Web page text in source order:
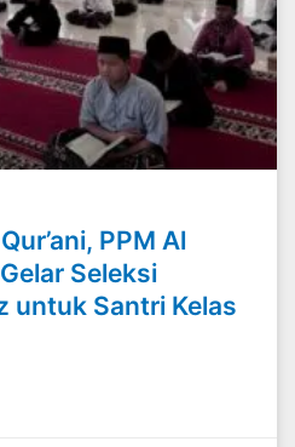
PPM Al
Seleksi
untuk Santri Kelas